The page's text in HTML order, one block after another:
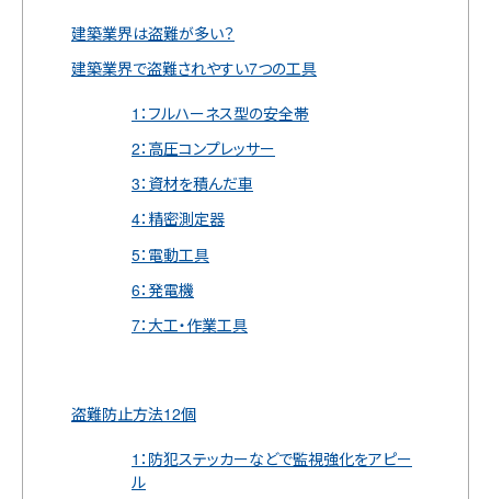
建築業界は盗難が多い？
建築業界で盗難されやすい7つの工具
1：フルハーネス型の安全帯
2：高圧コンプレッサー
3：資材を積んだ車
4：精密測定器
5：電動工具
6：発電機
7：大工・作業工具
盗難防止方法12個
1：防犯ステッカーなどで監視強化をアピー
ル